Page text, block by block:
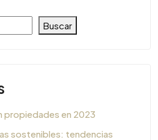
Buscar
propiedades en 2023
sostenibles: tendencias